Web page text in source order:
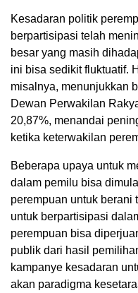
Kesadaran politik
berpartisipasi telah
besar yang masih
ini bisa sedikit fluktuatif.
misalnya, menunjukkan
Dewan Perwakilan
20,87%, menandai
ketika keterwakilan
Beberapa upaya untuk
dalam pemilu bisa
perempuan untuk berani
untuk berpartisipasi
perempuan bisa
publik dari hasil
kampanye kesadaran
akan paradigma